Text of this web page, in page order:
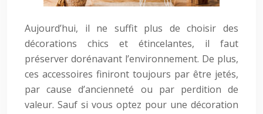
Aujourd’hui, il ne suffit plus de choisir des
décorations chics et étincelantes, il faut
préserver dorénavant l’environnement. De plus,
ces accessoires finiront toujours par être jetés,
par cause d’ancienneté ou par perdition de
valeur. Sauf si vous optez pour une décoration